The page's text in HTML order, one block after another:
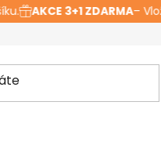
AKCE 3+1 ZDARMA– Vložte